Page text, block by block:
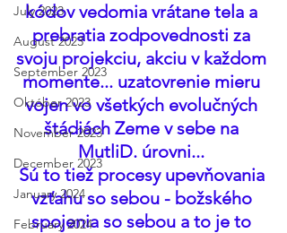
July 2023
August 2023
September 2023
Október 2023
November 2023
December 2023
January 2024
February 2024
kódov vedomia vrátane tela a
prebratia zodpovednosti za
svoju projekciu, akciu v každom
momente... uzatovrenie mieru
vojen vo všetkých evolučných
štádiách Zeme v sebe na
MutliD. úrovni...
Sú to tiež procesy upevňovania
vzťahu so sebou - božského
spojenia so sebou a to je to